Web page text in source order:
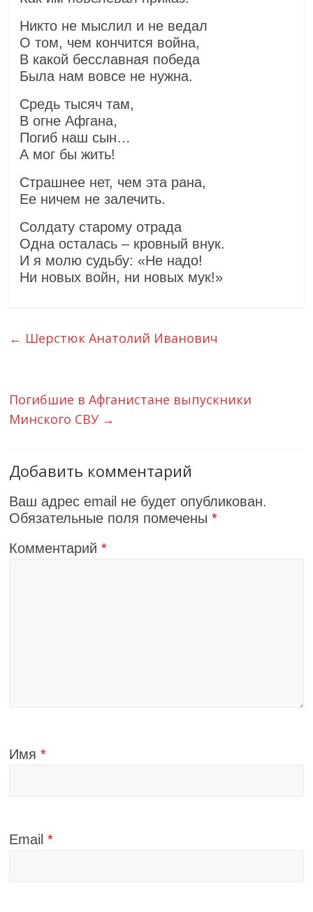
Никто не мыслил и не ведал
О том, чем кончится война,
В какой бесславная победа
Была нам вовсе не нужна.
Средь тысяч там,
В огне Афгана,
Погиб наш сын…
А мог бы жить!
Страшнее нет, чем эта рана,
Ее ничем не залечить.
Солдату старому отрада
Одна осталась – кровный внук.
И я молю судьбу: «Не надо!
Ни новых войн, ни новых мук!»
← Шерстюк Анатолий Иванович
Погибшие в Афганистане выпускники
Минского СВУ →
Добавить комментарий
Ваш адрес email не будет опубликован.
Обязательные поля помечены*
Комментарий*
Имя*
Email*